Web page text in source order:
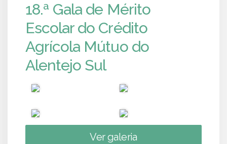
18.ª Gala de Mérito
Escolar do Crédito
Agrícola Mútuo do
Alentejo Sul
Ver galeria